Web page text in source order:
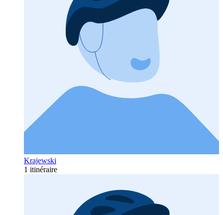
Krajewski
1 itinéraire